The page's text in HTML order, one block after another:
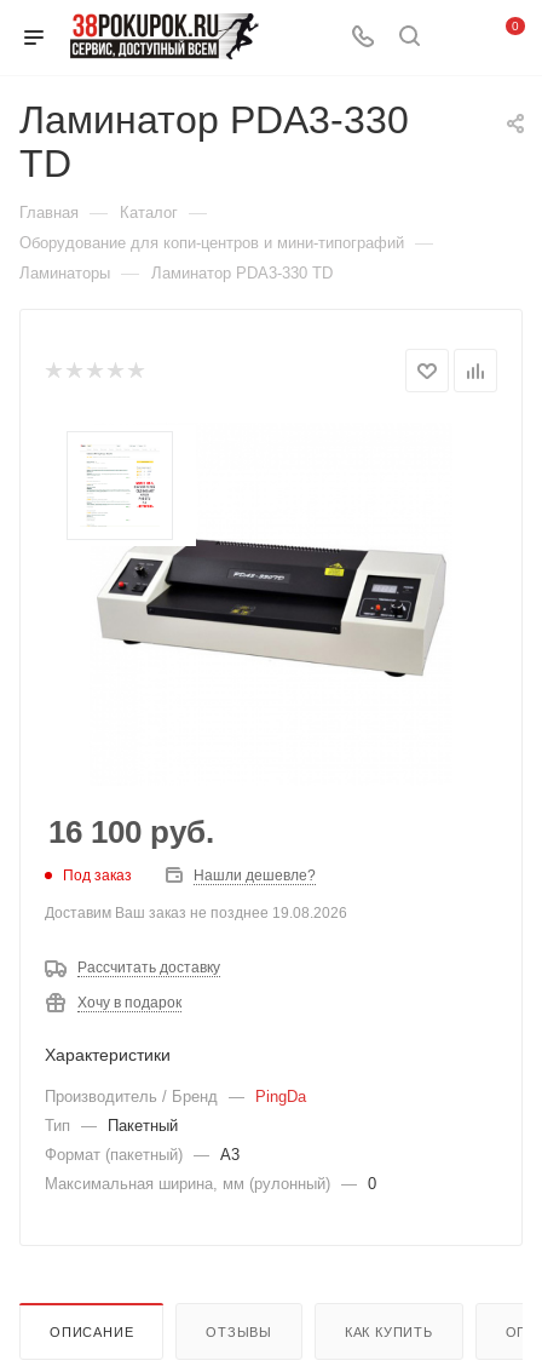
0
Ламинатор PDA3-330
TD
Главная — Каталог —
Оборудование для копи-центров и мини-типографий —
Ламинаторы — Ламинатор PDA3-330 TD
16 100 руб.
Под заказ Нашли дешевле?
Доставим Ваш заказ не позднее 19.08.2026
Рассчитать доставку
Хочу в подарок
Характеристики
Производитель / Бренд —
PingDa
Тип
—
Пакетный
Формат (пакетный) — A3
Максимальная ширина, мм (рулонный) — 0
ОПИСАНИЕ ОТЗЫВЫ КАК КУПИТЬ